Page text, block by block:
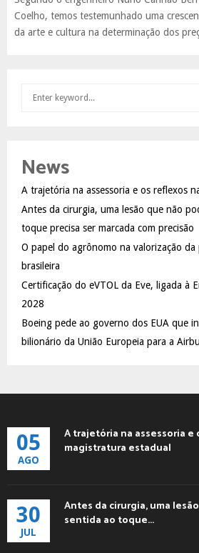
Coelho, temos testemunhado uma
da arte e cultura na determinação dos
h
o
r
:
News
A trajetória na assessoria e os reflexos
Antes da cirurgia, uma lesão que não
toque precisa ser marcada com precisão
O papel do agrônomo na valorização da
brasileira
Certificação do eVTOL da Eve, ligada à
2028
Boeing pede ao governo dos EUA que
bilionário da União Europeia para a
05
AGO
A trajetória na assessoria e
magistratura estadual
30
JUL
Antes da cirurgia, uma
sentida ao toque...